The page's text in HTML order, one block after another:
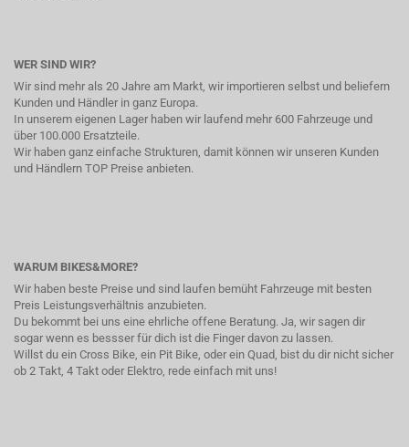
WER SIND WIR?
Wir sind mehr als 20 Jahre am Markt, wir importieren selbst und beliefern
Kunden und Händler in ganz Europa.
In unserem eigenen Lager haben wir laufend mehr 600 Fahrzeuge und
über 100.000 Ersatzteile.
Wir haben ganz einfache Strukturen, damit können wir unseren Kunden
und Händlern TOP Preise anbieten.
WARUM BIKES&MORE?
Wir haben beste Preise und sind laufen bemüht Fahrzeuge mit besten
Preis Leistungsverhältnis anzubieten.
Du bekommt bei uns eine ehrliche offene Beratung. Ja, wir sagen dir
sogar wenn es bessser für dich ist die Finger davon zu lassen.
Willst du ein Cross Bike, ein Pit Bike, oder ein Quad, bist du dir nicht sicher
ob 2 Takt, 4 Takt oder Elektro, rede einfach mit uns!